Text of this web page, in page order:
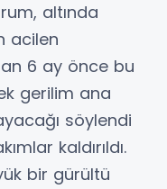
altında
acilen
6 ay önce bu
gerilim ana
söylendi
kaldırıldı.
bir gürültü